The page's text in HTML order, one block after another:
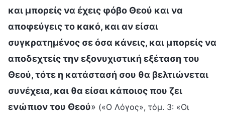
και μπορείς να έχεις φόβο Θεού και να
αποφεύγεις το κακό, και αν είσαι
συγκρατημένος σε όσα κάνεις, και μπορείς να
αποδεχτείς την εξονυχιστική εξέταση του
Θεού, τότε η κατάστασή σου θα βελτιώνεται
συνέχεια, και θα είσαι κάποιος που ζει
ενώπιον του Θεού» («Ο Λόγος», τόμ. 3: «Οι